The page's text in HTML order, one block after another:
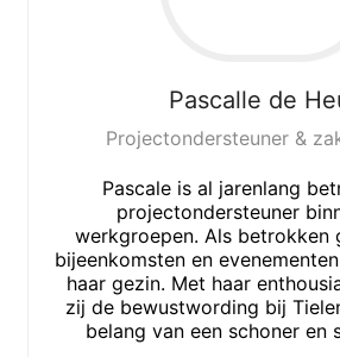
Pascalle de
Projectondersteuner &
Pascale is al jarenlang
projectondersteuner
werkgroepen. Als betrokken
bijeenkomsten en
haar gezin. Met haar
zij de bewustwording bij
belang van een schoner en